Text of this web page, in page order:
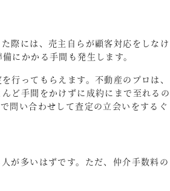
際には、売主自らが顧客対応をしなけ
にかかる手間も発生します。
行ってもらえます。不動産のプロは、
ど手間をかけずに成約にまで至れるの
問い合わせして査定の立会いをするぐ
が多いはずです。ただ、仲介手数料の